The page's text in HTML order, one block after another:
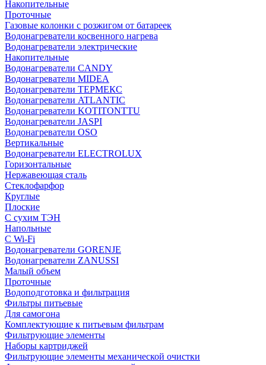
Накопительные
Проточные
Газовые колонки с розжигом от батареек
Водонагреватели косвенного нагрева
Водонагреватели электрические
Накопительные
Водонагреватели CANDY
Водонагреватели MIDEA
Водонагреватели ТЕРМЕКС
Водонагреватели ATLANTIC
Водонагреватели KOTITONTTU
Водонагреватели JASPI
Водонагреватели OSO
Вертикальные
Водонагреватели ELECTROLUX
Горизонтальные
Нержавеющая сталь
Стеклофарфор
Круглые
Плоские
С сухим ТЭН
Напольные
С Wi-Fi
Водонагреватели GORENJE
Водонагреватели ZANUSSI
Малый объем
Проточные
Водоподготовка и фильтрация
Фильтры питьевые
Для самогона
Комплектующие к питьевым фильтрам
Фильтрующие элементы
Наборы картриджей
Фильтрующие элементы механической очистки